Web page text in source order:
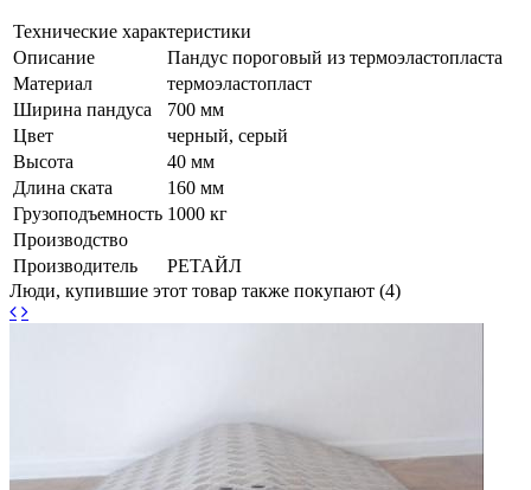
Технические характеристики
Описание
Пандус пороговый из термоэластопласта
Материал
термоэластопласт
Ширина пандуса
700 мм
Цвет
черный, серый
Высота
40 мм
Длина ската
160 мм
Грузоподъемность 1000 кг
Производство
Производитель
РЕТАЙЛ
Люди, купившие этот товар также покупают (4)